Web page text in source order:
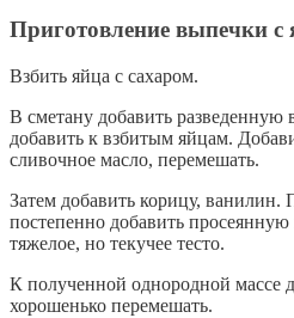
Приготовление выпечки с
Взбить яйца с сахаром.
В сметану добавить разведенную
добавить к взбитым яйцам.
сливочное масло, перемешать.
Затем добавить корицу, ванилин.
постепенно добавить
тяжелое, но текучее тесто.
К полученной однородной массе
хорошенько перемешать.